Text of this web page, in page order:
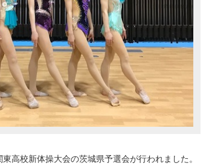
高校新体操大会の茨城県予選会が行われました。